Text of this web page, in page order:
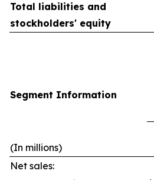
Total liabilities and
stockholders' equity
Segment Information
(In millions)
Net sales: